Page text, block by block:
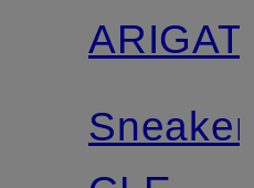
ARIGATO
Sneaker